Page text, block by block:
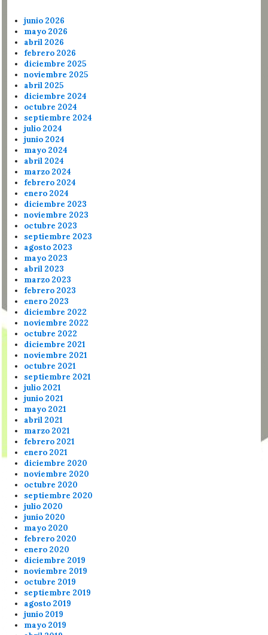
junio 2026
mayo 2026
abril 2026
febrero 2026
diciembre 2025
noviembre 2025
abril 2025
diciembre 2024
octubre 2024
septiembre 2024
julio 2024
junio 2024
mayo 2024
abril 2024
marzo 2024
febrero 2024
enero 2024
diciembre 2023
noviembre 2023
octubre 2023
septiembre 2023
agosto 2023
mayo 2023
abril 2023
marzo 2023
febrero 2023
enero 2023
diciembre 2022
noviembre 2022
octubre 2022
diciembre 2021
noviembre 2021
octubre 2021
septiembre 2021
julio 2021
junio 2021
mayo 2021
abril 2021
marzo 2021
febrero 2021
enero 2021
diciembre 2020
noviembre 2020
octubre 2020
septiembre 2020
julio 2020
junio 2020
mayo 2020
febrero 2020
enero 2020
diciembre 2019
noviembre 2019
octubre 2019
septiembre 2019
agosto 2019
junio 2019
mayo 2019